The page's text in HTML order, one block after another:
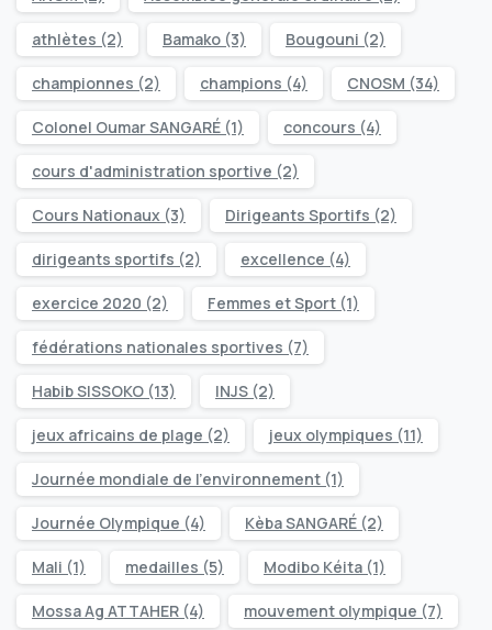
athlètes (2) Bamako (3) Bougouni (2)
championnes (2) champions (4) CNOSM (34)
Colonel Oumar SANGARÉ (1) concours (4)
cours d'administration sportive (2)
Cours Nationaux (3) Dirigeants Sportifs (2)
dirigeants sportifs (2) excellence (4)
exercice 2020 (2) Femmes et Sport (1)
fédérations nationales sportives (7)
Habib SISSOKO (13) INJS (2)
jeux africains de plage (2) jeux olympiques (11)
Journée mondiale de l’environnement (1)
Journée Olympique (4) Kèba SANGARÉ (2)
Mali (1) medailles (5) Modibo Kéita (1)
Mossa Ag ATTAHER (4) mouvement olympique (7)